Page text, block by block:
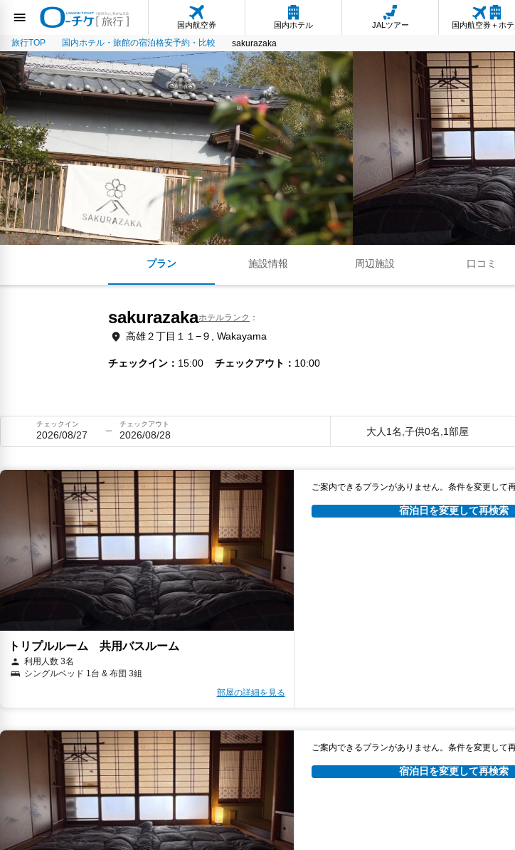
国内航空券 国内ホテル JALツアー 国内航空券＋ホ
旅行TOP 国内ホテル・旅館の宿泊格安予約・比較 sakurazaka
プラン 施設情報 周辺施設 口コミ
sakurazakaホテルランク
高雄２丁目１１−９, Wakayama
チェックイン 15:00 チェックアウト 10:00
チェックイン
2026/08/27
チェックアウト
2026/08/28 大人1名,子供0名,1部屋
トリプルルーム 共用バスルーム
利用人数 3名
シングルベッド 1台 & 布団 3組
部屋の詳細を見る
ご案内できるプランがありません。条件を変更して
宿泊日を変更して再検索
ご案内できるプランがありません。条件を変更して
宿泊日を変更して再検索